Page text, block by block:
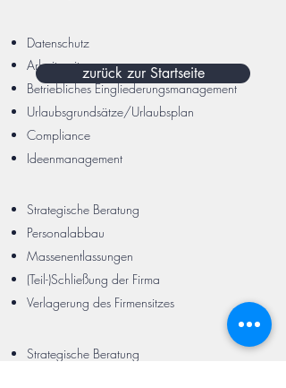
Datenschutz
Arbeitszeit
Betriebliches Eingliederungsmanagement
Urlaubsgrundsätze/Urlaubsplan
Compliance
Ideenmanagement
Strategische Beratung
Personalabbau
Massenentlassungen
(Teil-)Schließung der Firma
Verlagerung des Firmensitzes
Strategische Beratung
zurück zur Startseite